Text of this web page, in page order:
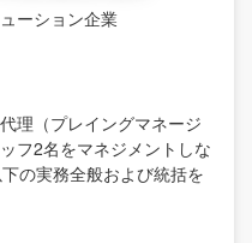
ーション企業
理（プレイングマネージ
フ2名をマネジメントしな
の実務全般および統括を